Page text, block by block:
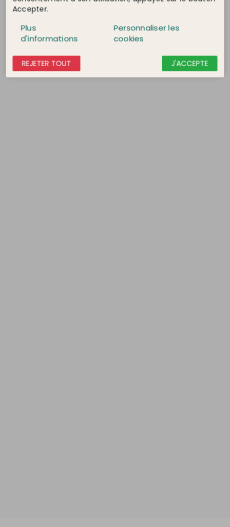
3,80 €
DÉTAIL DÉTAIL
Accepter.
Plus
d'informations
Personnaliser les
cookies
REJETER TOUT J'ACCEPTE